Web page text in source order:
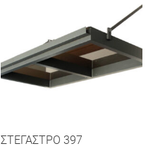
ΣΤΕΓΑΣΤΡΟ 397